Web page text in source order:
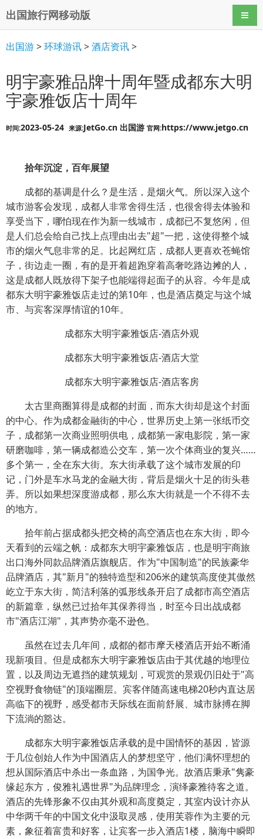
出国旅行网移动版 导航
出国游>环球游讯>酒店资讯>
明宇豪雅品牌十周年暨成都东大明
宇豪雅饭店十周年
时间:2023-05-24 来源:JetGo.cn 出国游 官网:https://www.jetgo.cn
拾年沉淀，百年展望
成都的基调是什么？是生活，是烟火气。所以深入这个
城市游客会发现，成都人非常舍得生活，也很舍得去体验和
享受当下，哪怕现在作为新一线城市，成都已不复悠闲，但
是人们总会给自己找上点理由出去"超"一把，这使得整个城
市的烟火气息非常的足。比起网红店，成都人更喜欢苍蝇馆
子，街边走一圈，有的是开着超跑穿着高奢吃路边摊的人，
这是成都人既放得下架子也能端得起面子的从容。今年是成
都东大明宇豪雅饭店走过的第10年，也是酒店奠定与这个城
市、与宾客深厚情谊的10年。
成都东大明宇豪雅饭店-酒店外观
成都东大明宇豪雅饭店-酒店大堂
成都东大明宇豪雅饭店-酒店客房
太古里商圈算得是成都的封面，而东大街却是这个封面
的中心。作为成都金融街的中心，世界历史上第一张纸币交
子，成都第一次商业照明供电，成都第一家电影院，第一家
研磨咖啡，第一辆成都造公交车，第一次个体商业的复兴……
多个第一，全在东大街。东大街承载了这个城市发展的印
记，门外是车水马龙的金融大街，背后是烟火十足的街头巷
弄。所以如果想深度游成都，那么东大街就是一个不得不去
的地方。
拾年前占据成都头把交椅的高空酒店也在东大街，即今
天看到的云端之帆：成都东大明宇豪雅饭店，也是明宇商旅
出口海外同款品牌酒店旗舰店。作为"中国制造"的民族豪华
品牌酒店，其"新月"的独特造型和206米的建筑高度使其傲然
屹立于东大街，简洁利落的弧形线条开启了成都市高空酒店
的新篇章，纵然已过拾年其保养得当，时至今日出战成都
市"酒店江湖"，其声势亦毫不逊色。
虽然在过去几年间，成都的都市摩天楼酒店开始不断涌
现新项目。但是成都东大明宇豪雅饭店由于其优越的地理位
置，以及周边无遮挡的建筑规划，可观赏的景观仍旧处于"高
空视野食物链"的顶端圈层。宾客伴随高速电梯20秒内直达居
高临下的视野，感受都市天际线在面前舒展、城市脉搏在脚
下流淌的豁达。
成都东大明宇豪雅饭店承载的是中国情怀的基因，皆源
于几位创始人作为中国酒店人的梦想坚守，他们满怀理想的
想从国际酒店中杀出一条血路，为国争光。故酒店秉承"隽豪
缘起东方，俊雅礼遇世界"为品牌理念，演绎豪雅待客之道。
酒店的先锋形象不仅由其外观和高度奠定，其室内设计亦从
中华两千年的中国文化中汲取灵感，使用芙蓉作为主要的元
素，象征着富贵和好客，让宾客一步入酒店1楼，脑海中瞬即